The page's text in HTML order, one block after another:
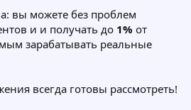
вы можете без проблем
и и получать до 1% от
зарабатывать реальные
всегда готовы рассмотреть!